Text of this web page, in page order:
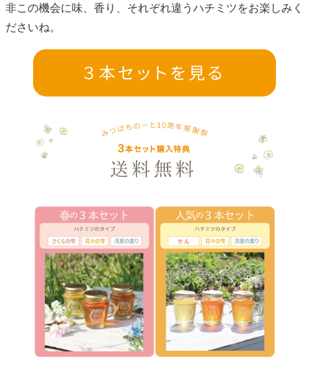
非この機会に味、香り、それぞれ違うハチミツをお楽しみく
ださいね。